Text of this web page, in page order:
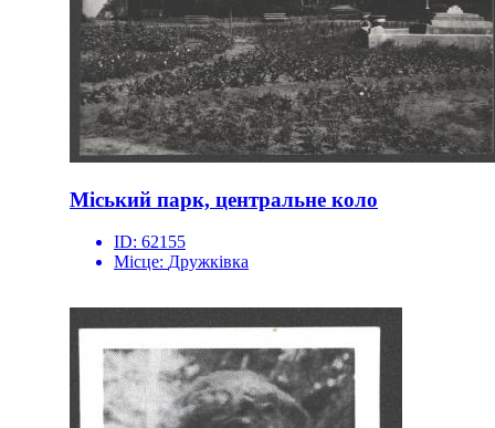
Міський парк, центральне коло
ID: 62155
Місце: Дружківка